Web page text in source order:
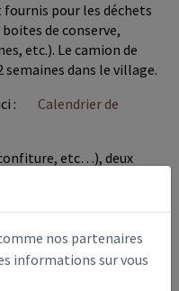
nos partenaires
informations sur vous
pour les déchets
de conserve,
etc.). Le camion de
dans le village.
ici : Calendrier de
etc…), deux
Pont de la Serre
dans la commune,
des Fusillés).